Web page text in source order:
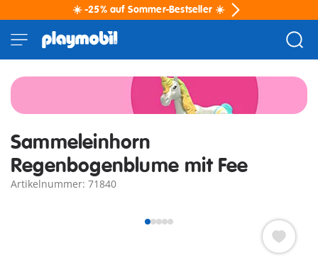
☀️ -25% auf Sommer-Bestseller ☀️
Sammeleinhorn
Regenbogenblume mit Fee
Artikelnummer: 71840